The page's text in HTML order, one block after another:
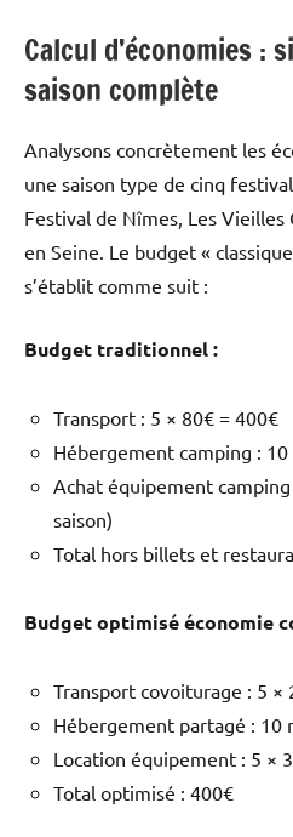
Calcul d’économies :
saison complète
Analysons concrètement les
une saison type de cinq
Festival de Nîmes, Les Vieilles
en Seine. Le budget «
s’établit comme suit :
Budget traditionnel :
Transport : 5 × 80€ = 400€
Hébergement camping :
Achat équipement
saison)
Total hors billets et
Budget optimisé économie
Transport covoiturage : 5 ×
Hébergement partagé : 10
Location équipement : 5 ×
Total optimisé : 400€